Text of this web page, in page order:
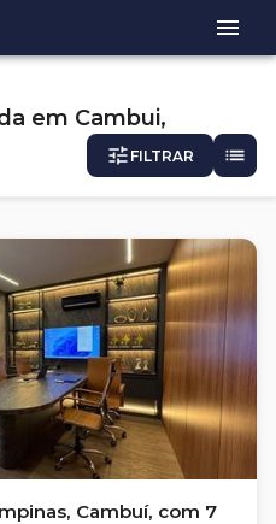
em Cambui,
FILTRAR
Cambuí, com 7